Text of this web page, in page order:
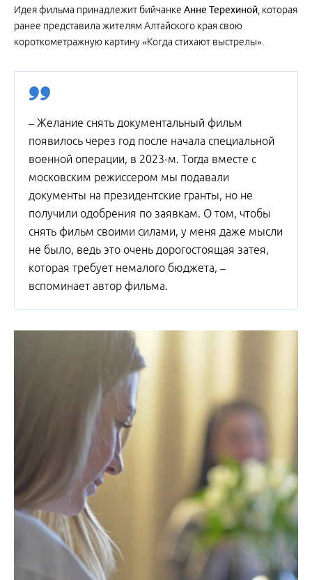
Идея фильма принадлежит бийчанке Анне Терехиной, которая
ранее представила жителям Алтайского края свою
короткометражную картину «Когда стихают выстрелы».
– Желание снять документальный фильм
появилось через год после начала специальной
военной операции, в 2023-м. Тогда вместе с
московским режиссером мы подавали
документы на президентские гранты, но не
получили одобрения по заявкам. О том, чтобы
снять фильм своими силами, у меня даже мысли
не было, ведь это очень дорогостоящая затея,
которая требует немалого бюджета, –
вспоминает автор фильма.